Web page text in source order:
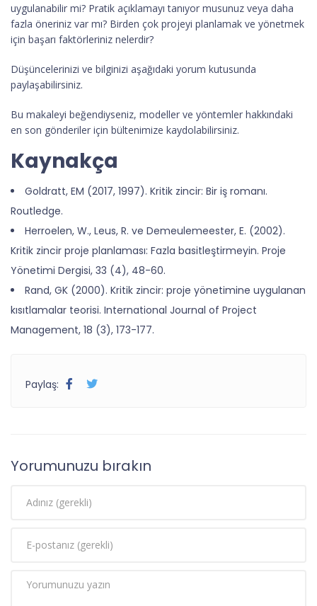
uygulanabilir mi? Pratik açıklamayı tanıyor musunuz veya daha
fazla öneriniz var mı? Birden çok projeyi planlamak ve yönetmek
için başarı faktörleriniz nelerdir?
Düşüncelerinizi ve bilginizi aşağıdaki yorum kutusunda
paylaşabilirsiniz.
Bu makaleyi beğendiyseniz, modeller ve yöntemler hakkındaki
en son gönderiler için bültenimize kaydolabilirsiniz.
Kaynakça
Goldratt, EM (2017, 1997). Kritik zincir: Bir iş romanı.
Routledge.
Herroelen, W., Leus, R. ve Demeulemeester, E. (2002).
Kritik zincir proje planlaması: Fazla basitleştirmeyin. Proje
Yönetimi Dergisi, 33 (4), 48-60.
Rand, GK (2000). Kritik zincir: proje yönetimine uygulanan
kısıtlamalar teorisi. International Journal of Project
Management, 18 (3), 173-177.
Paylaş:
Yorumunuzu bırakın